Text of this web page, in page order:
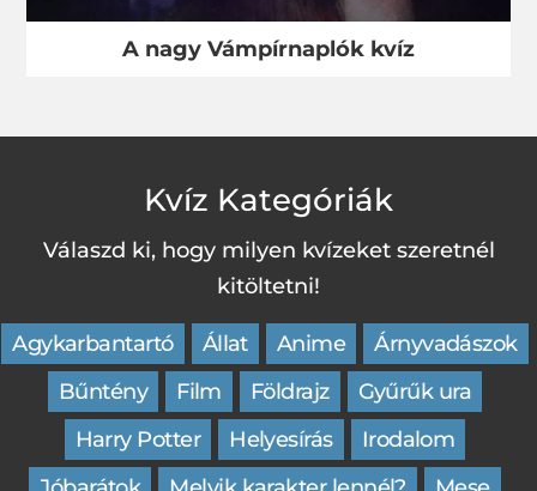
A nagy Vámpírnaplók kvíz
Kvíz Kategóriák
Válaszd ki, hogy milyen kvízeket szeretnél
kitöltetni!
Agykarbantartó Állat Anime
Árnyvadászok
Bűntény
Film Földrajz
Gyűrűk ura
Harry Potter
Helyesírás
Irodalom